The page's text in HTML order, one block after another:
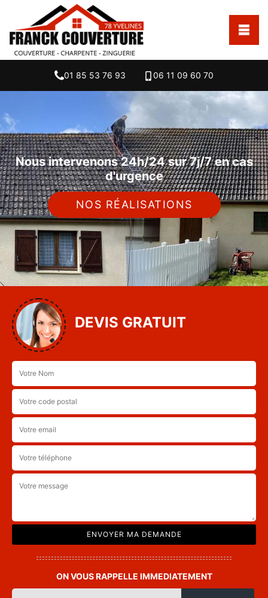
01 85 53 76 93 06 11 09 60 70
Nous intervenons 24h/24 sur 7j/7 en cas
d'urgence
NOS RÉALISATIONS
DEVIS GRATUIT
ON VOUS RAPPELLE IMMEDIATEMENT